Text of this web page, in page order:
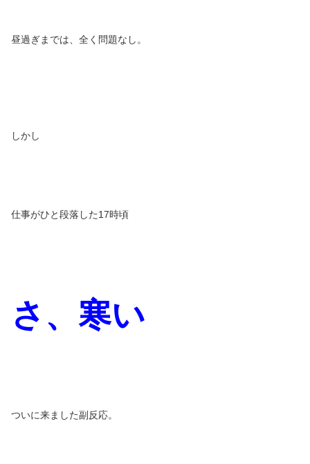
昼過ぎまでは、全く問題なし。
しかし
仕事がひと段落した17時頃
さ、寒い
ついに来ました副反応。